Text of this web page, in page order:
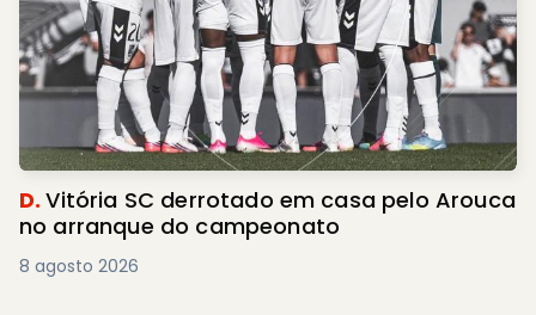
D.Vitória SC derrotado em casa pelo Arouca
no arranque do campeonato
8 agosto 2026